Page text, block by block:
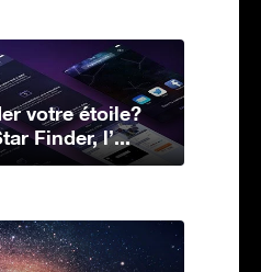
votre étoile?
Finder, l’...